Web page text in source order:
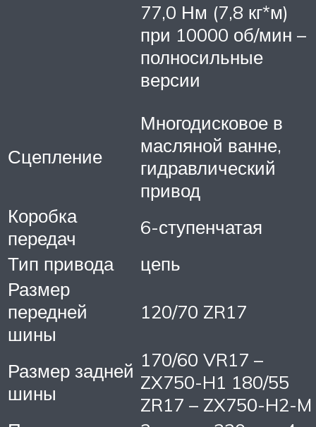
77,0 Нм (7,8 кг*м)
при 10000 об/мин –
полносильные
версии
Сцепление
Многодисковое в
масляной ванне,
гидравлический
привод
Коробка
передач
6-ступенчатая
Тип привода
цепь
Размер
передней
шины
120/70 ZR17
Размер задней
шины
170/60 VR17 –
ZX750-H1 180/55
ZR17 – ZX750-H2-M